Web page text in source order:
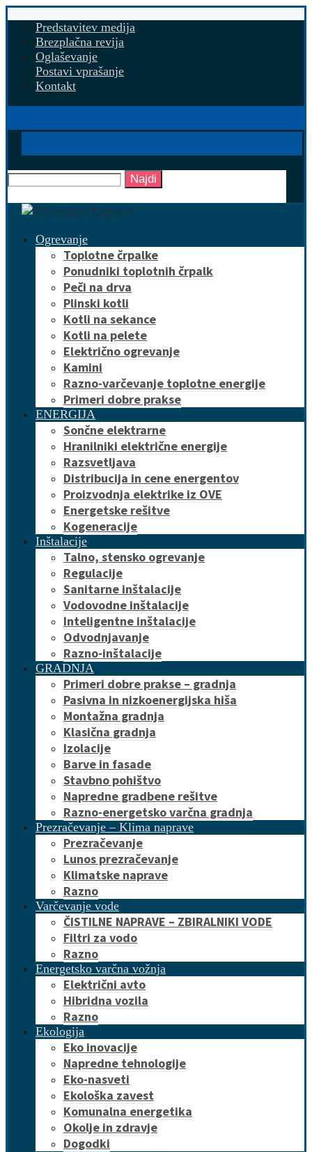
Predstavitev medija
Brezplačna revija
Oglaševanje
Postavi vprašanje
Kontakt
Najdi
Ogrevanje
Toplotne črpalke
Ponudniki toplotnih črpalk
Peči na drva
Plinski kotli
Kotli na sekance
Kotli na pelete
Električno ogrevanje
Kamini
Razno-varčevanje toplotne energije
Primeri dobre prakse
ENERGIJA
Sončne elektrarne
Hranilniki električne energije
Razsvetljava
Distribucija in cene energentov
Proizvodnja elektrike iz OVE
Energetske rešitve
Kogeneracije
Inštalacije
Talno, stensko ogrevanje
Regulacije
Sanitarne inštalacije
Vodovodne inštalacije
Inteligentne inštalacije
Odvodnjavanje
Razno-inštalacije
GRADNJA
Primeri dobre prakse – gradnja
Pasivna in nizkoenergijska hiša
Montažna gradnja
Klasična gradnja
Izolacije
Barve in fasade
Stavbno pohištvo
Napredne gradbene rešitve
Razno-energetsko varčna gradnja
Prezračevanje – Klima naprave
Prezračevanje
Lunos prezračevanje
Klimatske naprave
Razno
Varčevanje vode
ČISTILNE NAPRAVE – ZBIRALNIKI VODE
Filtri za vodo
Razno
Energetsko varčna vožnja
Električni avto
Hibridna vozila
Razno
Ekologija
Eko inovacije
Napredne tehnologije
Eko-nasveti
Ekološka zavest
Komunalna energetika
Okolje in zdravje
Dogodki